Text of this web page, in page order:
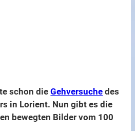
schon dieGehversuche des
in Lorient. Nun gibt es die
bewegten Bilder vom 100